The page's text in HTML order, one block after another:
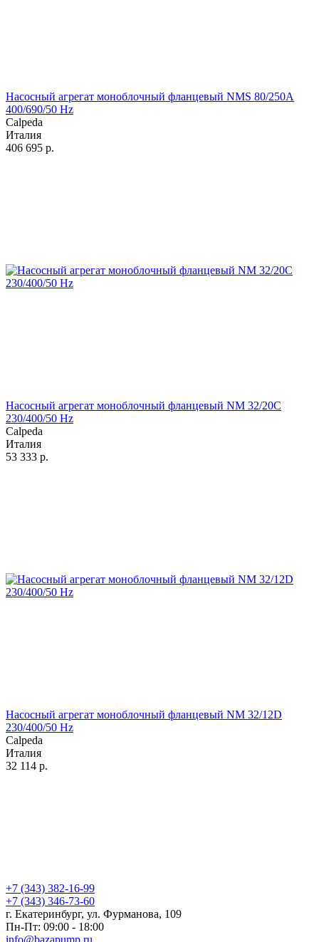
Насосный агрегат моноблочный фланцевый NMS 80/250A
400/690/50 Hz
Calpeda
Италия
406 695 р.
Насосный агрегат моноблочный фланцевый NM 32/20C
230/400/50 Hz
Calpeda
Италия
53 333 р.
Насосный агрегат моноблочный фланцевый NM 32/12D
230/400/50 Hz
Calpeda
Италия
32 114 р.
+7 (343) 382-16-99
+7 (343) 346-73-‬60
г. Екатеринбург, ул. Фурманова, 109
Пн-Пт: 09:00 - 18:00
info@bazapump.ru